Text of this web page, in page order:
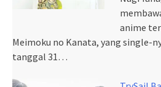
anime
Meimoku no Kanata, yang single-
tanggal 31…